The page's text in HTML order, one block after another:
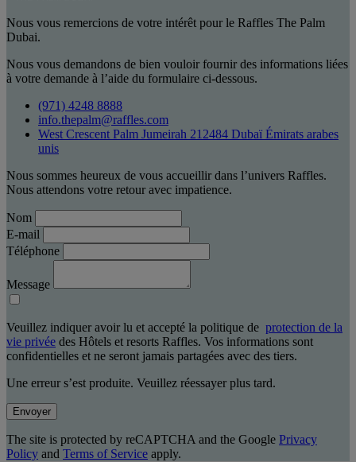
Nous vous remercions de votre intérêt pour le Raffles The Palm
Dubai.
Nous vous demandons de bien vouloir fournir des informations liées
à votre demande à l’aide du formulaire ci-dessous.
(971) 4248 8888
info.thepalm@raffles.com
West Crescent Palm Jumeirah 212484 Dubaï Émirats arabes
unis
Nous sommes heureux de vous accueillir dans l’univers Raffles.
Nous attendons votre retour avec impatience.
Nom
E-mail
Téléphone
Message
Veuillez indiquer avoir lu et accepté la politique de protection de la
vie privée des Hôtels et resorts Raffles. Vos informations sont
confidentielles et ne seront jamais partagées avec des tiers.
Une erreur s’est produite. Veuillez réessayer plus tard.
Envoyer
The site is protected by reCAPTCHA and the Google Privacy
Policy and Terms of Service apply.